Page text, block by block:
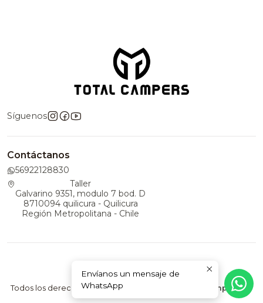
Síguenos
Contáctanos
56922128830
Taller
Galvarino 9351, modulo 7 bod. D
8710094 quilicura - Quilicura
Región Metropolitana - Chile
2026 TotalCampers.
Todos los derechos reservados.
Desarrollado por Jumpseller .
Envíanos un mensaje de
WhatsApp